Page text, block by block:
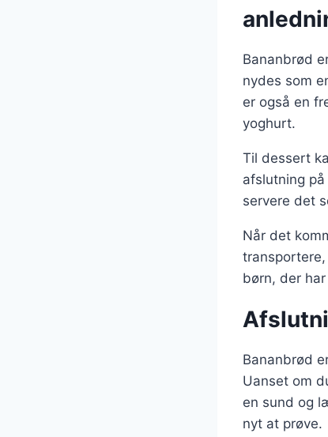
Bananbrød
nydes som
er også en
yoghurt.
Til dessert
afslutning
servere det
Når det
børn, der
Bananbrød
Uanset om
en sund og
nyt at prøve.